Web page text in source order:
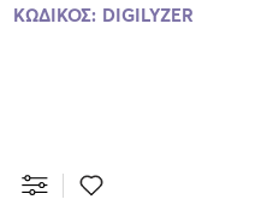
ΚΩΔΙΚΟΣ: DIGILYZER